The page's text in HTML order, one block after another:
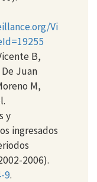
Vi
B,
Juan
M,
y
ingresados
2006).
9.